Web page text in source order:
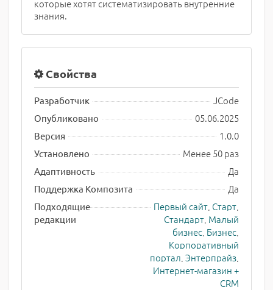
которые хотят систематизировать внутренние
знания.
Свойства
Разработчик JCode
Опубликовано 05.06.2025
Версия 1.0.0
Установлено Менее 50 раз
Адаптивность Да
Поддержка Композита Да
Подходящие
редакции
Первый сайт Старт
Стандарт Малый
бизнес Бизнес
Корпоративный
портал Энтерпрайз
Интернет-магазин +
CRM